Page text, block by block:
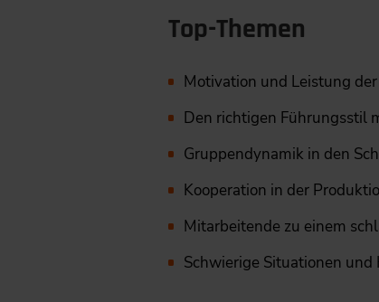
Top-Themen
Motivation und Leistung
Den richtigen Führungsstil
Gruppendynamik in den
Kooperation in der
Mitarbeitende zu einem
Schwierige Situationen